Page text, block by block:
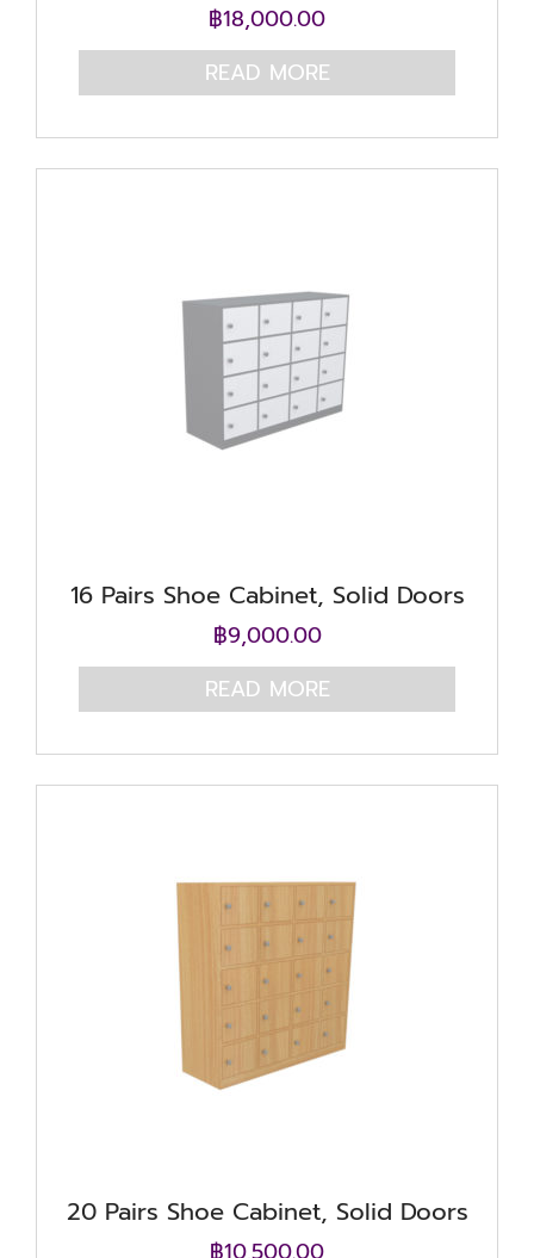
฿18,000.00
READ MORE
16 Pairs Shoe Cabinet, Solid Doors
฿9,000.00
READ MORE
20 Pairs Shoe Cabinet, Solid Doors